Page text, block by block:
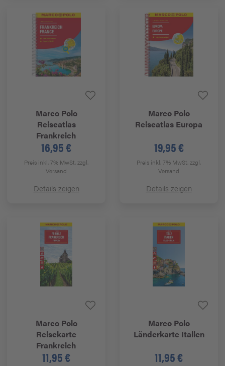
Marco Polo
Reiseatlas
Frankreich
16,95 €
Preis inkl. 7% MwSt.zzgl.
Versand
Details zeigen
Marco Polo
Reiseatlas Europa
19,95 €
Preis inkl. 7% MwSt.zzgl.
Versand
Details zeigen
Marco Polo
Reisekarte
Frankreich
11,95 €
Marco Polo
Länderkarte Italien
11,95 €